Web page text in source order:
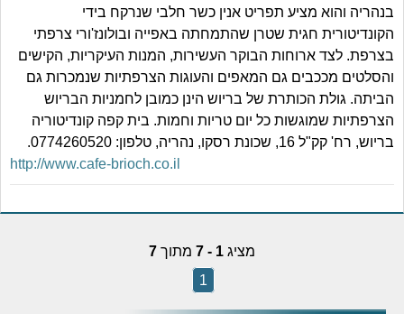
בנהריה והוא מציע תפריט אנין כשר חלבי שנרקח בידי
הקונדיטורית חגית שטרן שהתמחתה באפייה ובולונז'ורי צרפתי
בצרפת. לצד ארוחות הבוקר העשירות, המנות העיקריות, הקישים
והסלטים מככבים גם המאפים והעוגות הצרפתיות שנמכרות גם
הביתה. גולת הכותרת של בריוש הינן כמובן לחמניות הבריוש
הצרפתיות שמוגשות כל יום טריות וחמות. בית קפה קונדיטוריה
בריוש, רח' קק"ל 16, שכונת רסקו, נהריה, טלפון: 0774260520.
http://www.cafe-brioch.co.il
מציג 1 - 7 מתוך 7
1